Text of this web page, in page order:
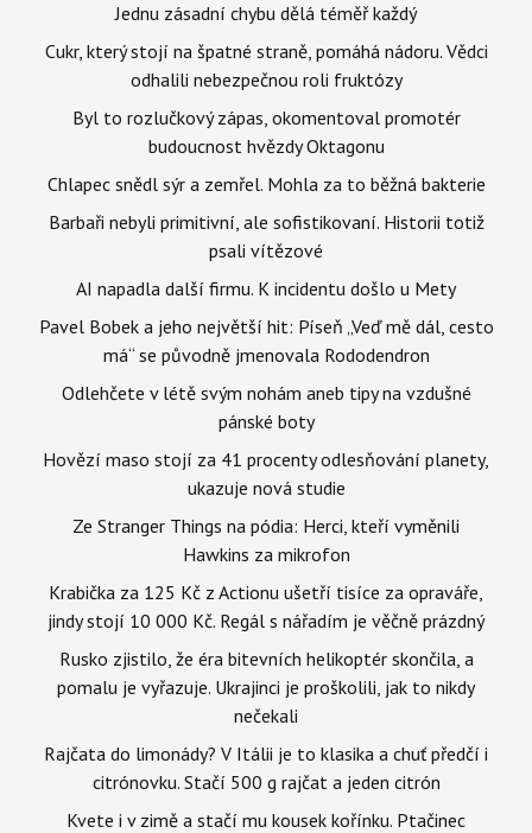
Jednu zásadní chybu dělá téměř každý
Cukr, který stojí na špatné straně, pomáhá nádoru. Vědci
odhalili nebezpečnou roli fruktózy
Byl to rozlučkový zápas, okomentoval promotér
budoucnost hvězdy Oktagonu
Chlapec snědl sýr a zemřel. Mohla za to běžná bakterie
Barbaři nebyli primitivní, ale sofistikovaní. Historii totiž
psali vítězové
AI napadla další firmu. K incidentu došlo u Mety
Pavel Bobek a jeho největší hit: Píseň „Veď mě dál, cesto
má“ se původně jmenovala Rododendron
Odlehčete v létě svým nohám aneb tipy na vzdušné
pánské boty
Hovězí maso stojí za 41 procenty odlesňování planety,
ukazuje nová studie
Ze Stranger Things na pódia: Herci, kteří vyměnili
Hawkins za mikrofon
Krabička za 125 Kč z Actionu ušetří tisíce za opraváře,
jindy stojí 10 000 Kč. Regál s nářadím je věčně prázdný
Rusko zjistilo, že éra bitevních helikoptér skončila, a
pomalu je vyřazuje. Ukrajinci je proškolili, jak to nikdy
nečekali
Rajčata do limonády? V Itálii je to klasika a chuť předčí i
citrónovku. Stačí 500 g rajčat a jeden citrón
Kvete i v zimě a stačí mu kousek kořínku. Ptačinec